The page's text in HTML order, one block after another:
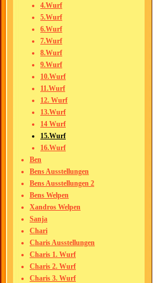
4.Wurf
5.Wurf
6.Wurf
7.Wurf
8.Wurf
9.Wurf
10.Wurf
11.Wurf
12. Wurf
13.Wurf
14 Wurf
15.Wurf
16.Wurf
Ben
Bens Ausstellungen
Bens Ausstellungen 2
Bens Welpen
Xandros Welpen
Sanja
Chari
Charis Ausstellungen
Charis 1. Wurf
Charis 2. Wurf
Charis 3. Wurf